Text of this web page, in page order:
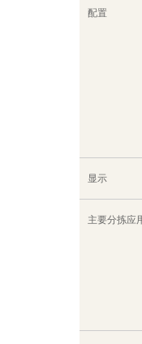
配置
显示
主要分拣应